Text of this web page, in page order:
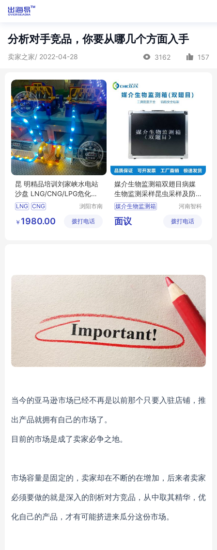
分析对手竞品，你要从哪几个方面入手
卖家之家/ 2022-04-28 3162 157
昆 明精品培训刘家峡水电站
沙盘 LNG/CNG/LPG危化品
罐车训练模型
LNG CNG
LPG危化品罐车训练模型公司
浏阳市南
览模型有
￥ 1980.00 拨打电话
媒介生物监测箱双翅目病媒
生物监测采样昆虫采样及防
护工具智科
媒介生物监测箱
双翅目监测工具箱
病媒生物采样
河南智科
科技有限
面议 拨打电话
当今的亚马逊市场已经不再是以前那个只要入驻店铺，推
出产品就拥有自己的市场了。
目前的市场是成了卖家必争之地。
市场容量是固定的，卖家却在不断的在增加，后来者卖家
必须要做的就是深入的剖析对方竞品，从中取其精华，优
化自己的产品，才有可能挤进来瓜分这份市场。